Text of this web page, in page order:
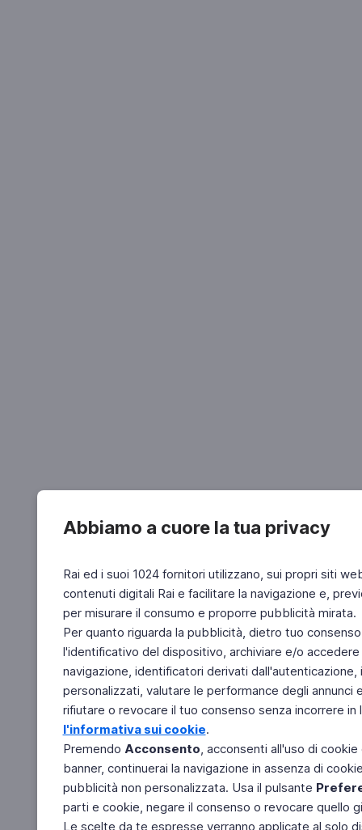
Abbiamo a cuore la tua privacy
Rai ed i suoi 1024 fornitori utilizzano, sui propri siti
contenuti digitali Rai e facilitare la navigazione e,
per misurare il consumo e proporre pubblicità mirata.
Per quanto riguarda la pubblicità, dietro tuo
l'identificativo del dispositivo, archiviare e/o
navigazione, identificatori derivati
personalizzati, valutare le performance degli
rifiutare o revocare il tuo consenso senza incorrere
l'informativa sui cookie.
Premendo Acconsento, acconsenti all'uso di
banner, continuerai la navigazione in assenza di
pubblicità non personalizzata. Usa il pulsante
parti e cookie, negare il consenso o revocare quello
Le scelte da te espresse verranno applicate al solo